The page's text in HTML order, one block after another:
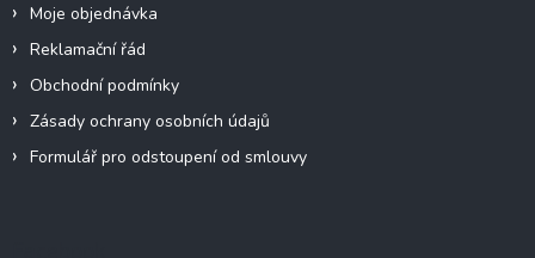
Moje objednávka
Reklamační řád
Obchodní podmínky
Zásady ochrany osobních údajů
Formulář pro odstoupení od smlouvy